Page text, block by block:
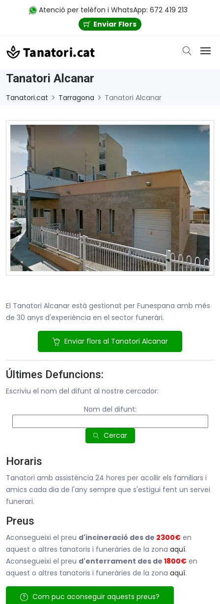
Atenció per telèfon i WhatsApp: 672 419 213
Enviar Flors
Tanatori Alcanar
Tanatori.cat Tarragona Tanatori Alcanar
El Tanatori Alcanar està gestionat per Funespana amb més
de 30 anys d'experiència en el sector funeràri.
Enviar flors al Tanatori Alcanar
Últimes Defuncions:
Escriviu el nom del difunt al nostre cercador:
Nom del difunt:
Cercar
Horaris
Tanatori amb assistència 24 hores per acollir els familiars i
amics cada dia de l'any sempre que s'estigui fent un servei
funerari.
Preus
Aconsegueixi el preu d'incineració des de 2300€ en
aquest o altres tanatoris i funeràries de la zona aquí.
Aconsegueixi el preu d'enterrament des de 1800€ en
aquest o altres tanatoris i funeràries de la zona aquí.
Com puc aconseguir aquests preus?